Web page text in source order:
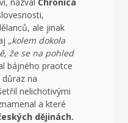
ale jinak
„kolem dokola
že se na pohled
bájného praotce
důraz na
nelichotivými
a které
dějinách.